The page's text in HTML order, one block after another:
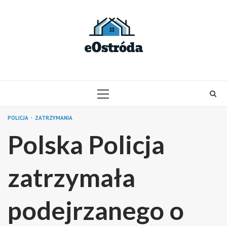
PRIMARY
POLICJA ZATRZYMANIA
Polska Policja
zatrzymała
podejrzanego o